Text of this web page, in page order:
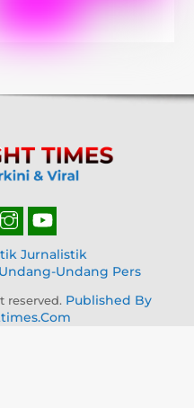
Jurnalistik
Undang-Undang Pers
reserved. Published By